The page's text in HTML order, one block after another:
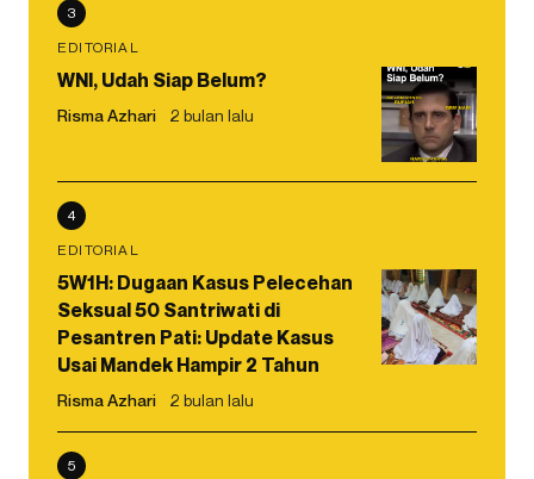
3
EDITORIAL
WNI, Udah Siap Belum?
Risma Azhari 2 bulan lalu
4
EDITORIAL
5W1H: Dugaan Kasus Pelecehan
Seksual 50 Santriwati di
Pesantren Pati: Update Kasus
Usai Mandek Hampir 2 Tahun
Risma Azhari 2 bulan lalu
5